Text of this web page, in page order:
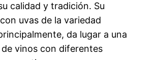
calidad y tradición. Su
uvas de la variedad
da lugar a una
de vinos con diferentes